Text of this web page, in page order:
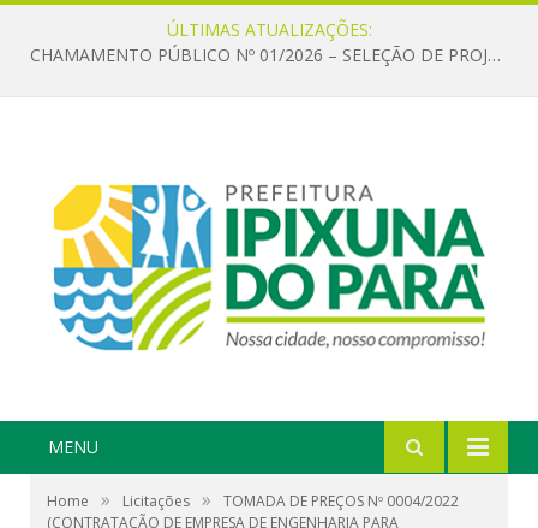
ÚLTIMAS ATUALIZAÇÕES:
CHAMAMENTO PÚBLICO Nº 01/2026 – SELEÇÃO DE PROJETOS PARA FIRMAR TERMO DE EXECUÇÃO CULTURAL COM RECURSOS DA POLÍTICA NACIONAL ALDIR BLANC DE FOMENTO À CULTURA – PNAB (LEI Nº 14.399/2022)
MENU
Home » Licitações »
TOMADA DE PREÇOS Nº 0004/2022
(CONTRATAÇÃO DE EMPRESA DE ENGENHARIA PARA